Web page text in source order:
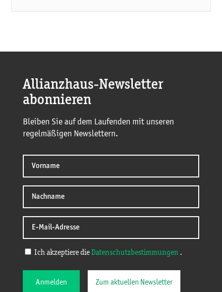
Allianzhaus-Newsletter
abonnieren
Bleiben Sie auf dem Laufenden mit unseren
regelmäßigen Newslettern.
Ich akzeptiere die Datenschutzbestimmungen .
Anmelden Zum aktuellen Newsletter